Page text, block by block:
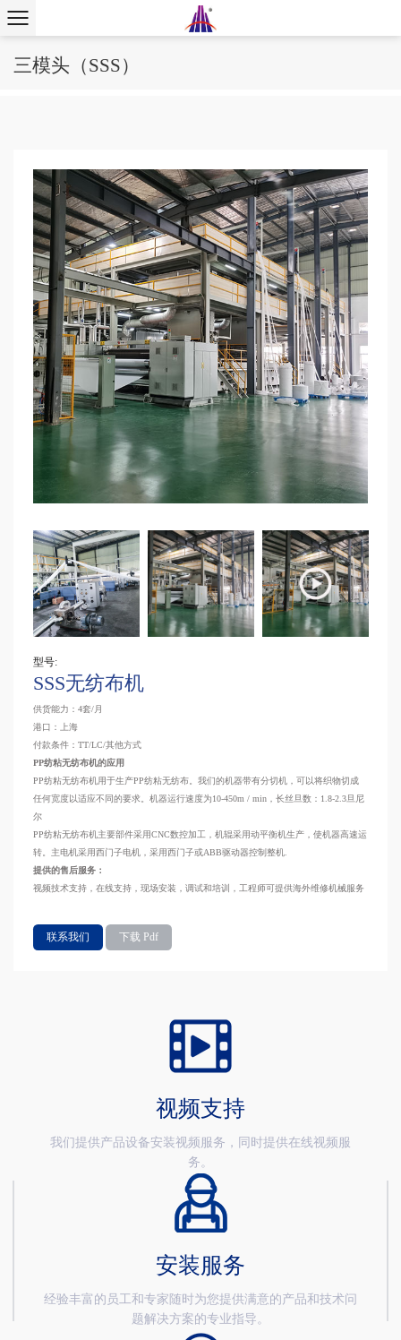
三模头（SSS）
型号:
SSS无纺布机
供货能力：4套/月
港口：上海
付款条件：TT/LC/其他方式
PP纺粘无纺布机的应用
PP纺粘无纺布机用于生产PP纺粘无纺布。我们的机器带有分切机，可以将织物切成
任何宽度以适应不同的要求。机器运行速度为10-450m / min，长丝旦数：1.8-2.3旦尼
尔
PP纺粘无纺布机主要部件采用CNC数控加工，机辊采用动平衡机生产，使机器高速运
转。主电机采用西门子电机，采用西门子或ABB驱动器控制整机.
提供的售后服务：
视频技术支持，在线支持，现场安装，调试和培训，工程师可提供海外维修机械服务
联系我们 下载 Pdf
视频支持
我们提供产品设备安装视频服务，同时提供在线视频服
务。
安装服务
经验丰富的员工和专家随时为您提供满意的产品和技术问
题解决方案的专业指导。